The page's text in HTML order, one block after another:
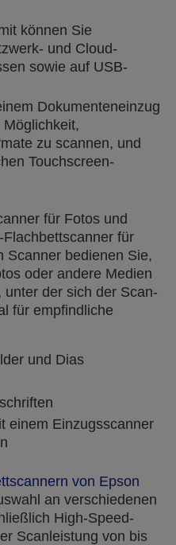
können Sie
und Cloud-
sowie auf USB-
Dokumenteneinzug
zu scannen, und
Touchscreen-
für Fotos und
für
Scanner bedienen Sie,
oder andere Medien
der sich der Scan-
für empfindliche
und Dias
einem Einzugsscanner
von Epson
an verschiedenen
High-Speed-
Scanleistung von bis